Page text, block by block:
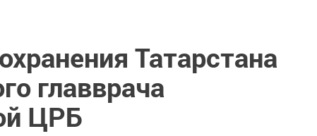
Татарстана
главврача
ЦРБ